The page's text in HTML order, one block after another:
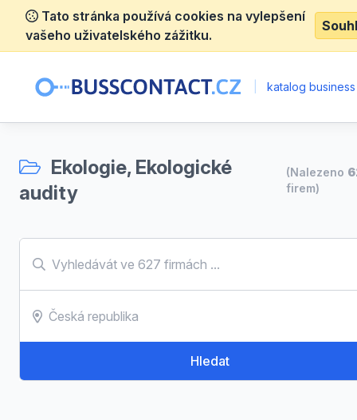
Tato stránka používá cookies na vylepšení
vašeho uživatelského zážitku.
katalog
Ekologie, Ekologické
audity
(Nalezeno
firem)
Hledat